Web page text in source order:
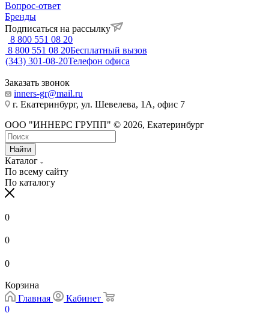
Вопрос-ответ
Бренды
Подписаться на рассылку
8 800 551 08 20
8 800 551 08 20Бесплатный вызов
(343) 301-08-20Телефон офиса
Заказать звонок
inners-gr@mail.ru
г. Екатеринбург, ул. Шевелева, 1А, офис 7
ООО "ИННЕРС ГРУПП" © 2026, Екатеринбург
Найти
Каталог
По всему сайту
По каталогу
0
0
0
Корзина
Главная
Кабинет
0